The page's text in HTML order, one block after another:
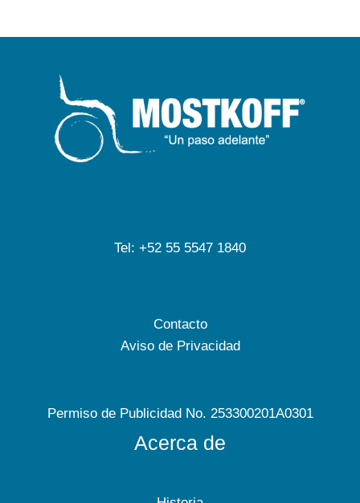
Tel: +52 55 5547 1840
Contacto
Aviso de Privacidad
Permiso de Publicidad No. 253300201A0301
Acerca de